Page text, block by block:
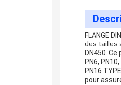
FLANGE
des tailles
DN450.
PN6,
PN16
pour